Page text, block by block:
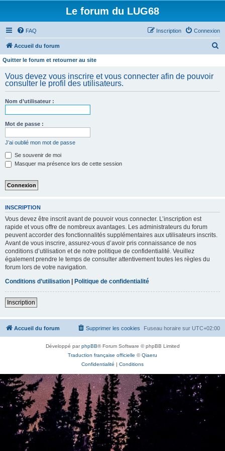
Le forum du LUG68
FAQ Connexion
Inscription
Accueil du forum
e
Quitter le forum et retourner au site
Vous devez vous inscrire et vous connecter afin de pouvoir
consulter le profil des utilisateurs.
Nom d’utilisateur :
Mot de passe :
J’ai oublié mon mot de passe
Se souvenir de moi
Masquer ma présence lors de cette session
INSCRIPTION
Vous devez être inscrit avant de pouvoir vous connecter. L’inscription est
rapide et vous offre de nombreux avantages. Les administrateurs du forum
peuvent accorder des fonctionnalités supplémentaires aux utilisateurs inscrits.
Avant de vous inscrire, assurez-vous d’avoir pris connaissance de nos
conditions d’utilisation et de notre politique de confidentialité. Veuillez
également prendre le temps de consulter attentivement toutes les règles du
forum lors de votre navigation.
Conditions d’utilisation
Politique de confidentialité
Inscription
Accueil du forum Fuseau horaire sur UTC+02:00
Supprimer les cookies
Développé parphpBB® Forum Software © phpBB Limited
Traduction française officielle ©Qiaeru
Confidentialité | Conditions